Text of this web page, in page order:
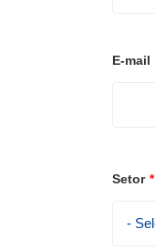
i
E-mail
Setor *